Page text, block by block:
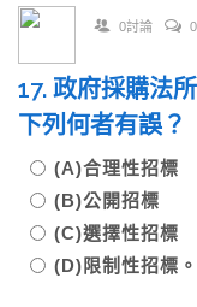
0討論
17. 政府採購法
下列何者有誤？
(A)合理性招標
(B)公開招標
(C)選擇性招標
(D)限制性招標。